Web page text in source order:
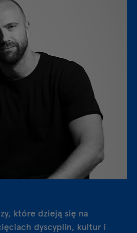
które dzieją się na
dyscyplin, kultur i